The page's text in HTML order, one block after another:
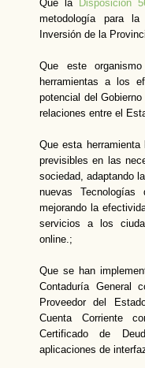
Que la Disposición
metodología para
Inversión de la
Que este
herramientas a los
potencial del
relaciones entre el
Que esta
previsibles en las
sociedad, adaptando
nuevas
mejorando la
servicios a los
online.;
Que se han
Contaduría General
Proveedor del
Cuenta Corriente
Certificado de
aplicaciones de